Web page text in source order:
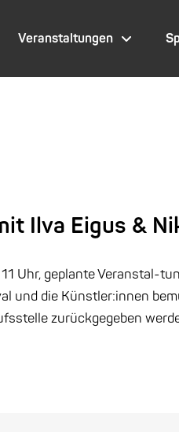
Veranstaltungen
Ilva Eigus &
Uhr, geplante Veranstal-
und die Künstler:innen
zurückgegeben